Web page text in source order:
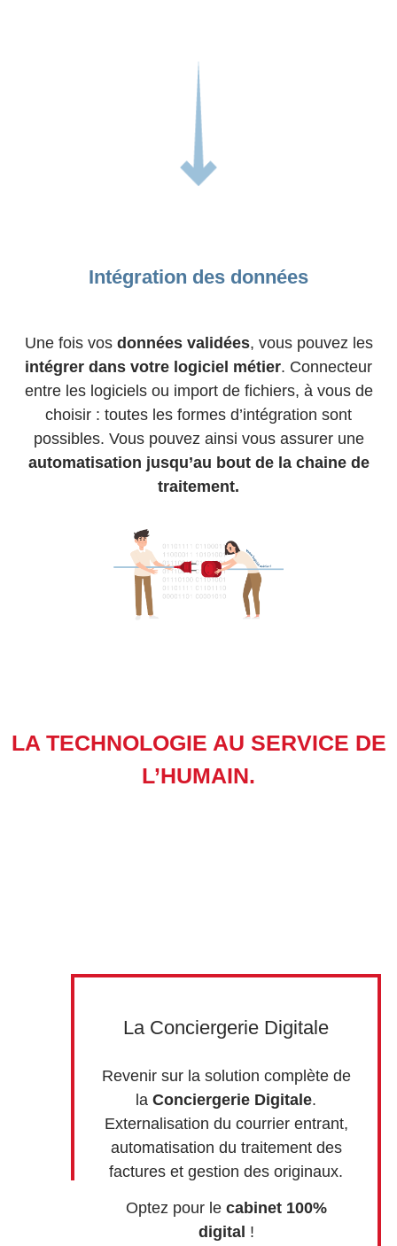
Intégration des données
Une fois vos données validées, vous pouvez les
intégrer dans votre logiciel métier. Connecteur
entre les logiciels ou import de fichiers, à vous de
choisir : toutes les formes d’intégration sont
possibles. Vous pouvez ainsi vous assurer une
automatisation jusqu’au bout de la chaine de
traitement.
LA TECHNOLOGIE AU SERVICE DE
L’HUMAIN.
La Conciergerie Digitale
Revenir sur la solution complète de
laConciergerie Digitale.
Externalisation du courrier entrant,
automatisation du traitement des
factures et gestion des originaux.
Optez pour le cabinet 100%
digital !